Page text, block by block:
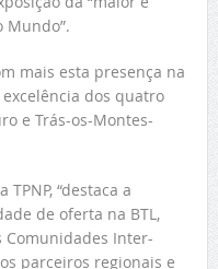
Mundo”.
mais esta presença na
dos quatro
e Trás-os-Montes-
“destaca a
de oferta na BTL,
Comunidades Inter-
parceiros regionais e